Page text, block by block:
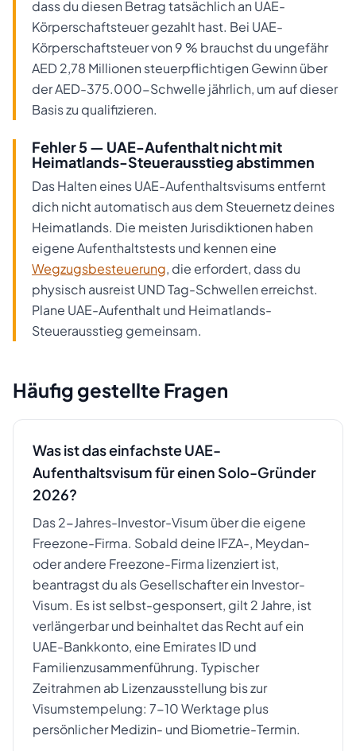
dass du diesen Betrag tatsächlich an UAE-
Körperschaftsteuer gezahlt hast. Bei UAE-
Körperschaftsteuer von 9 % brauchst du ungefähr
AED 2,78 Millionen steuerpflichtigen Gewinn über
der AED-375.000-Schwelle jährlich, um auf dieser
Basis zu qualifizieren.
Fehler 5 — UAE-Aufenthalt nicht mit
Heimatlands-Steuerausstieg abstimmen
Das Halten eines UAE-Aufenthaltsvisums entfernt
dich nicht automatisch aus dem Steuernetz deines
Heimatlands. Die meisten Jurisdiktionen haben
eigene Aufenthaltstests und kennen eine
Wegzugsbesteuerung, die erfordert, dass du
physisch ausreist UND Tag-Schwellen erreichst.
Plane UAE-Aufenthalt und Heimatlands-
Steuerausstieg gemeinsam.
Häufig gestellte Fragen
Was ist das einfachste UAE-
Aufenthaltsvisum für einen Solo-Gründer
2026?
Das 2-Jahres-Investor-Visum über die eigene
Freezone-Firma. Sobald deine IFZA-, Meydan-
oder andere Freezone-Firma lizenziert ist,
beantragst du als Gesellschafter ein Investor-
Visum. Es ist selbst-gesponsert, gilt 2 Jahre, ist
verlängerbar und beinhaltet das Recht auf ein
UAE-Bankkonto, eine Emirates ID und
Familienzusammenführung. Typischer
Zeitrahmen ab Lizenzausstellung bis zur
Visumstempelung: 7-10 Werktage plus
persönlicher Medizin- und Biometrie-Termin.